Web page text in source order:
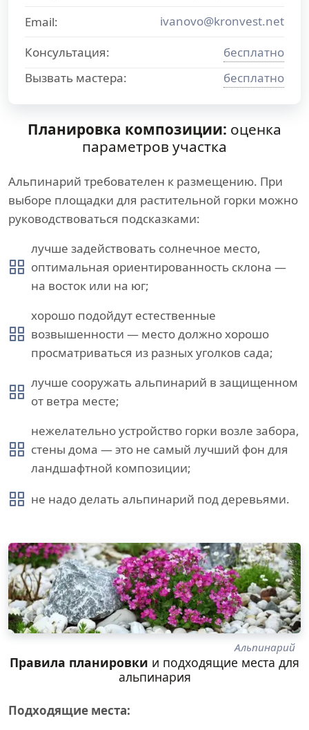
Email:
ivanovo@kronvest.net
Консультация:
бесплатно
Вызвать мастера:
бесплатно
Планировка композиции: оценка
параметров участка
Альпинарий требователен к размещению. При
выборе площадки для растительной горки можно
руководствоваться подсказками:
лучше задействовать солнечное место,
оптимальная ориентированность склона —
на восток или на юг;
хорошо подойдут естественные
возвышенности — место должно хорошо
просматриваться из разных уголков сада;
лучше сооружать альпинарий в защищенном
от ветра месте;
нежелательно устройство горки возле забора,
стены дома — это не самый лучший фон для
ландшафтной композиции;
не надо делать альпинарий под деревьями.
Альпинарий
Правила планировки и подходящие места для
альпинария
Подходящие места: